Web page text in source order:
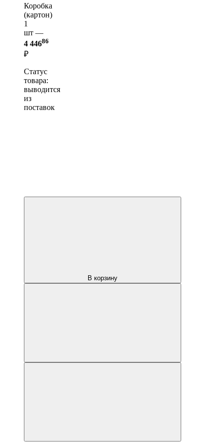
Коробка
(картон)
1
шт —
4 44686
₽
Статус
товара:
выводится
из
поставок
В корзину